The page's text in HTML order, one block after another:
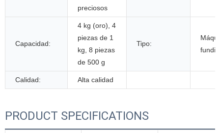
preciosos
Capacidad:
4 kg (oro), 4
piezas de 1
kg, 8 piezas
de 500 g
Tipo:
Calidad: Alta calidad
PRODUCT SPECIFICATIONS